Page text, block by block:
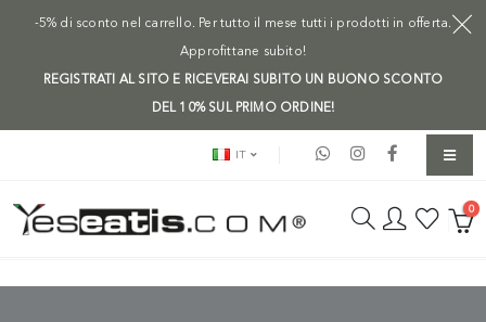
-5% di sconto nel carrello. Per tutto il mese tutti i prodotti in offerta.
Approfittane subito!
REGISTRATI AL SITO E RICEVERAI SUBITO UN BUONO SCONTO
DEL 10% SUL PRIMO ORDINE!
IT
0